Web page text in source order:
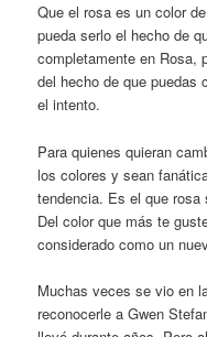
Que el rosa es un color
pueda serlo el hecho de
completamente en Rosa,
del hecho de que puedas
el intento.
Para quienes quieran
los colores y sean
tendencia. Es el que
Del color que más te
considerado como un
Muchas veces se vio en
reconocerle a Gwen